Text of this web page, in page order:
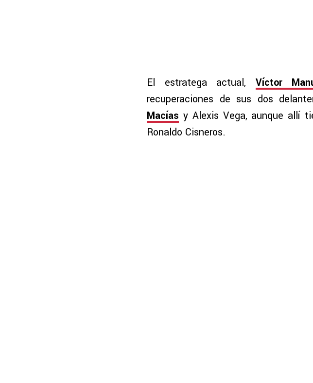
El estratega actual, Víctor
recuperaciones de sus dos
Macías y Alexis Vega, aunque allí
Ronaldo Cisneros.